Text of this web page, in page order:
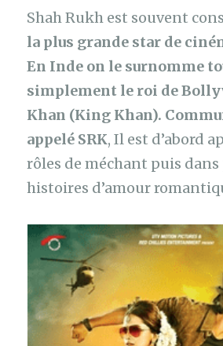
Shah Rukh est souvent
la plus grande star de
En Inde on le surnomme
simplement le roi de
Khan (King Khan).
appelé SRK, Il est d’abord
rôles de méchant puis
histoires d’amour